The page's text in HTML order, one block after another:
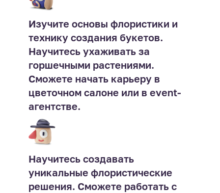
Изучите основы флористики и
технику создания букетов.
Научитесь ухаживать за
горшечными растениями.
Сможете начать карьеру в
цветочном салоне или в event-
агентстве.
Научитесь создавать
уникальные флористические
решения. Сможете работать с